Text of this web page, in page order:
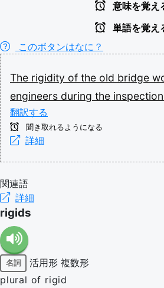
意味を覚え
単語を覚え
このボタンはなに？
The rigidity of the old bridge
engineers during the
翻訳する
聞き取れるようになる
詳細
関連語
詳細
rigids
名詞 活用形 複数形
plural of rigid